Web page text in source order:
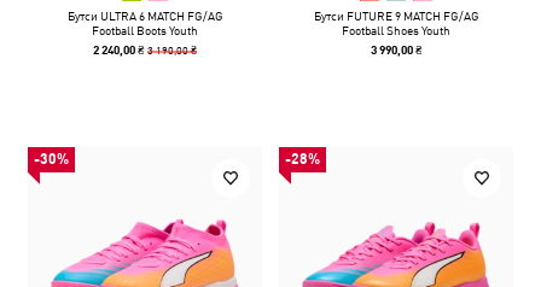
Бутси ULTRA 6 MATCH FG/AG
Football Boots Youth
2 240,00 ₴3 190,00 ₴
Бутси FUTURE 9 MATCH FG/AG
Football Shoes Youth
3 990,00 ₴
-30% -28%